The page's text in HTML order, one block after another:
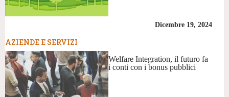
Dicembre 19, 2024
AZIENDE E SERVIZI
Welfare Integration, il futuro fa
i conti con i bonus pubblici